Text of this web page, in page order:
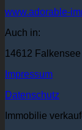
www.adorable-
Auch in:
14612
Impressum
Datenschutz
Immobilie